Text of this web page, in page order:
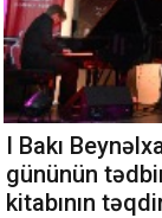
I Bakı
gününün
kitabının